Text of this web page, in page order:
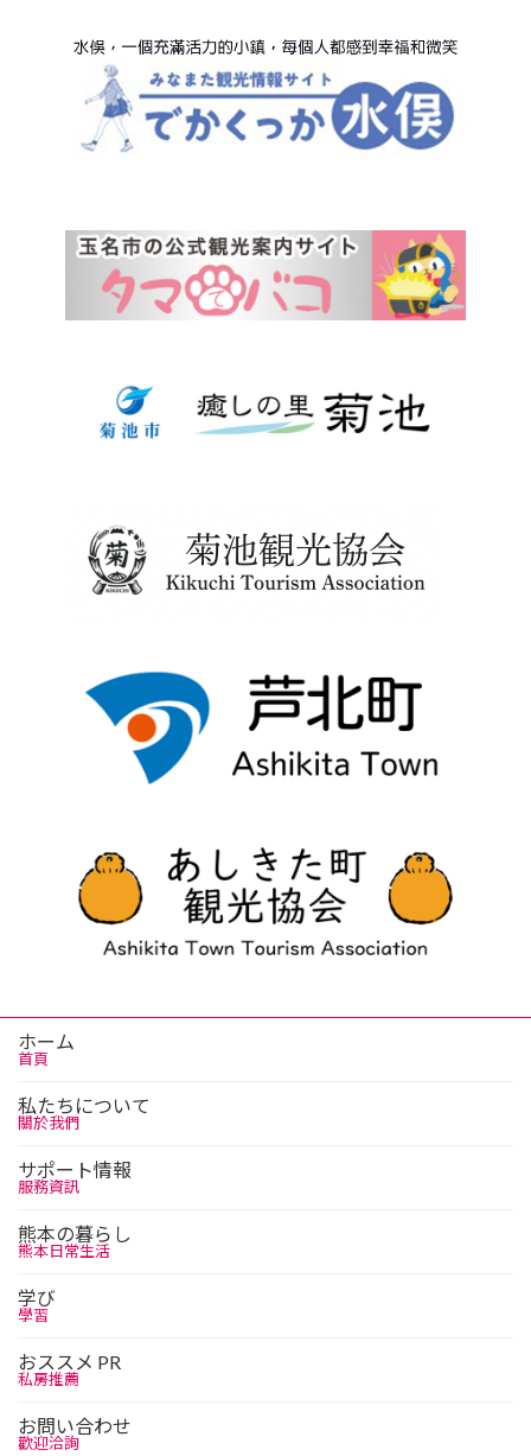
ホーム
首頁
私たちについて
關於我們
サポート情報
服務資訊
熊本の暮らし
熊本日常生活
学び
學習
おススメ PR
私房推薦
お問い合わせ
歡迎洽詢